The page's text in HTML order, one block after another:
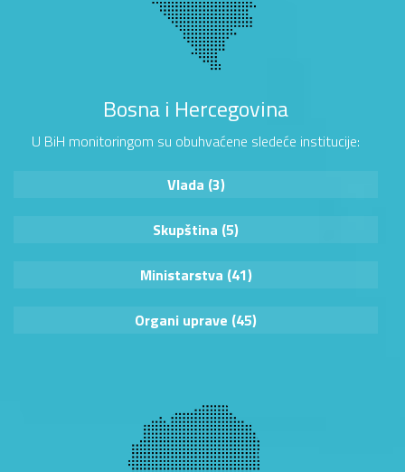
Bosna i Hercegovina
U BiH monitoringom su obuhvaćene sledeće institucije:
Vlada (3)
Skupština (5)
Ministarstva (41)
Organi uprave (45)